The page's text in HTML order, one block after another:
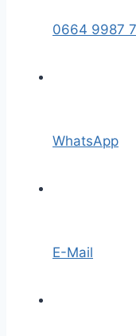
0664 9987
WhatsApp
E-Mail